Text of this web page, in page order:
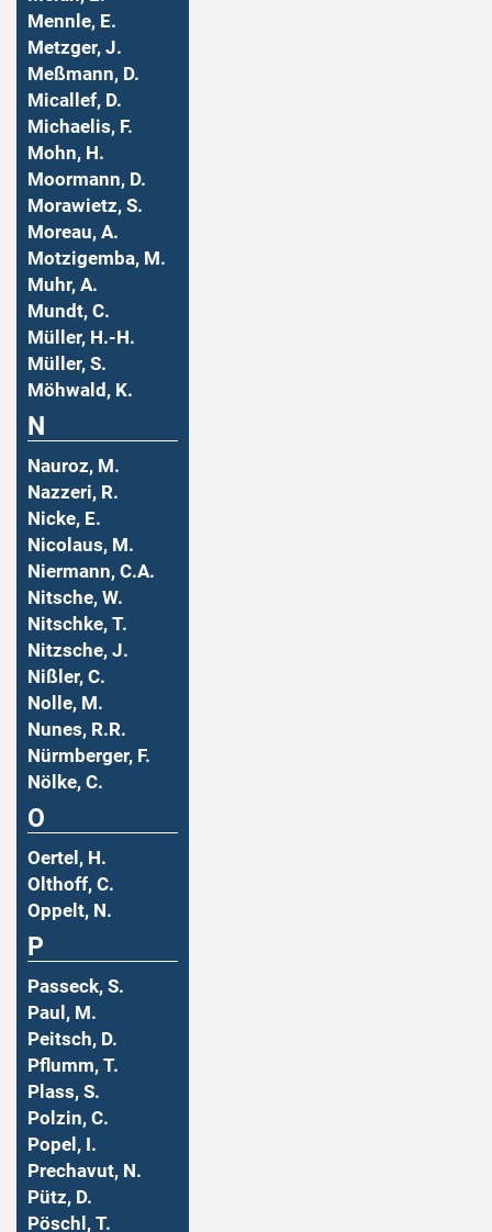
Mennle, E.
Metzger, J.
Meßmann, D.
Micallef, D.
Michaelis, F.
Mohn, H.
Moormann, D.
Morawietz, S.
Moreau, A.
Motzigemba, M.
Muhr, A.
Mundt, C.
Müller, H.-H.
Müller, S.
Möhwald, K.
N
Nauroz, M.
Nazzeri, R.
Nicke, E.
Nicolaus, M.
Niermann, C.A.
Nitsche, W.
Nitschke, T.
Nitzsche, J.
Nißler, C.
Nolle, M.
Nunes, R.R.
Nürmberger, F.
Nölke, C.
O
Oertel, H.
Olthoff, C.
Oppelt, N.
P
Passeck, S.
Paul, M.
Peitsch, D.
Pflumm, T.
Plass, S.
Polzin, C.
Popel, I.
Prechavut, N.
Pütz, D.
Pöschl, T.